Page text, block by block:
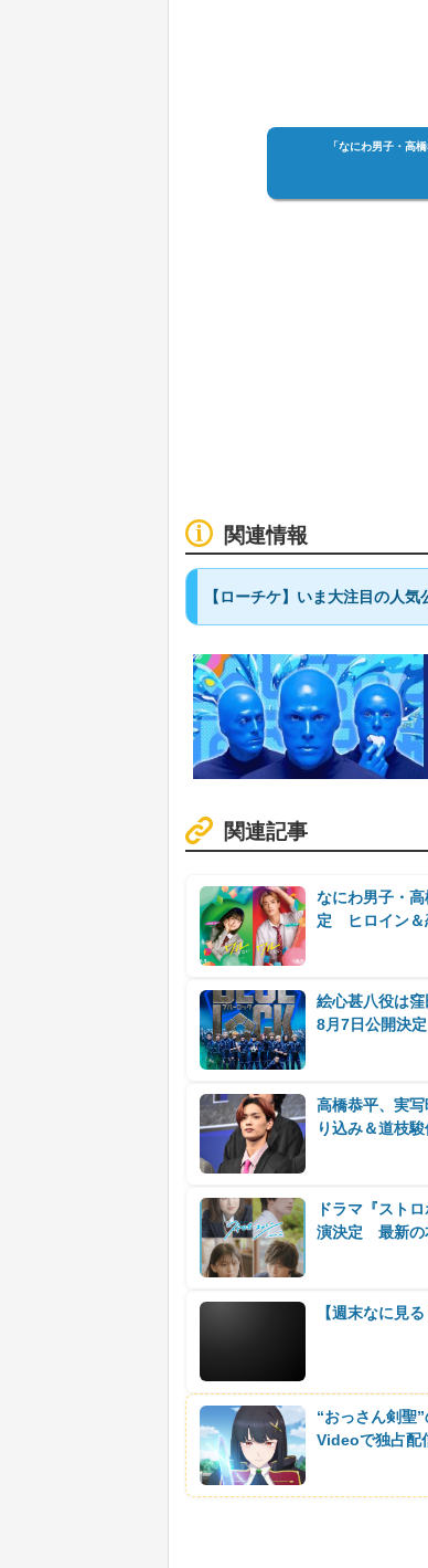
「なにわ男子・高
関連情報
【ローチケ】いま大注目の人
関連記事
なにわ男子・
定 ヒロイン＆
絵心甚八役は
8月7日公開決定
高橋恭平、実
り込み＆道枝
ドラマ『スト
演決定 最新の
【週末なに見
“おっさん剣聖
Videoで独占配